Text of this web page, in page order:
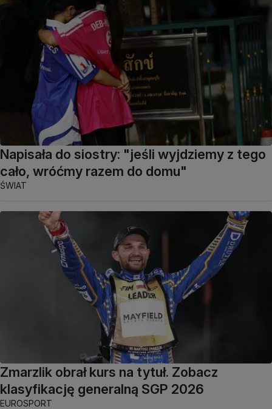
Napisała do siostry: "jeśli wyjdziemy z tego
cało, wróćmy razem do domu"
ŚWIAT
Zmarzlik obrał kurs na tytuł. Zobacz
klasyfikację generalną SGP 2026
EUROSPORT